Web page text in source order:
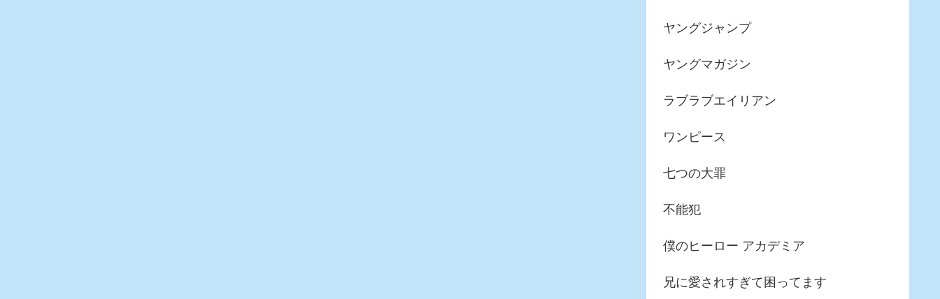
ヤングジャンプ
ヤングマガジン
ラブラブエイリアン
ワンピース
七つの大罪
不能犯
僕のヒーロー アカデミア
兄に愛されすぎて困ってます